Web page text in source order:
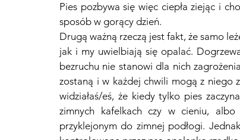
Pies pozbywa się więc ciepła ziejąc i
sposób w gorący dzień.
Drugą ważną rzeczą jest fakt, że samo
jak i my uwielbiają się opalać.
bezruchu nie stanowi dla nich
zostaną i w każdej chwili mogą z niego
widziałaś/eś, że kiedy tylko pies
zimnych kafelkach czy w cieniu, albo
przyklejonym do zimnej podłogi.